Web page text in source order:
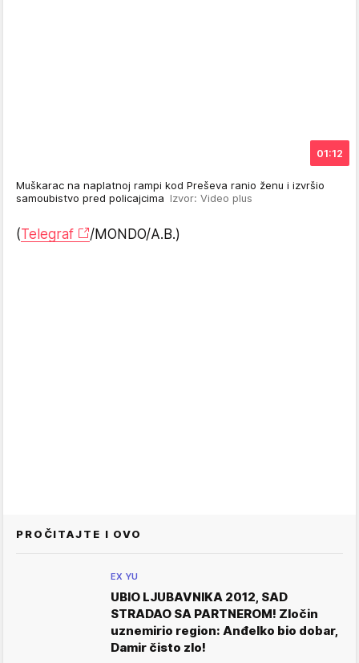
01:12
Muškarac na naplatnoj rampi kod Preševa ranio ženu i izvršio
samoubistvo pred policajcima Izvor: Video plus
(Telegraf /MONDO/A.B.)
PROČITAJTE I OVO
EX YU
UBIO LJUBAVNIKA 2012, SAD
STRADAO SA PARTNEROM! Zločin
uznemirio region: Anđelko bio dobar,
Damir čisto zlo!